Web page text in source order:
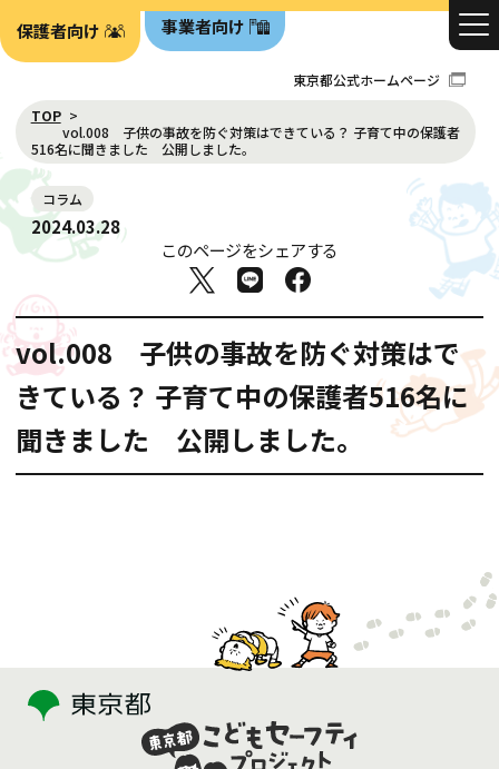
保護者向け 事業者向け
東京都公式ホームページ
TOP
vol.008 子供の事故を防ぐ対策はできている？ 子育て中の保護者
516名に聞きました 公開しました。
コラム
2024.03.28
このページをシェアする
vol.008 子供の事故を防ぐ対策はで
きている？ 子育て中の保護者516名に
聞きました 公開しました。